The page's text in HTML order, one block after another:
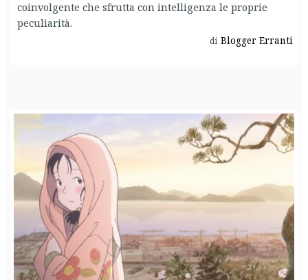
coinvolgente che sfrutta con intelligenza le proprie
peculiarità.
di Blogger Erranti